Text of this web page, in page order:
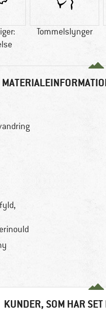
Tommelslynger
KUNDER, SOM HAR SET